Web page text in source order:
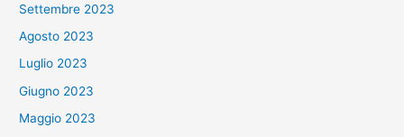
Settembre 2023
Agosto 2023
Luglio 2023
Giugno 2023
Maggio 2023